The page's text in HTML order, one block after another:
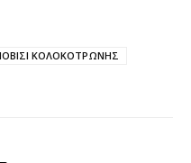
ΚΟΛΟΚΟΤΡΩΝΗΣ